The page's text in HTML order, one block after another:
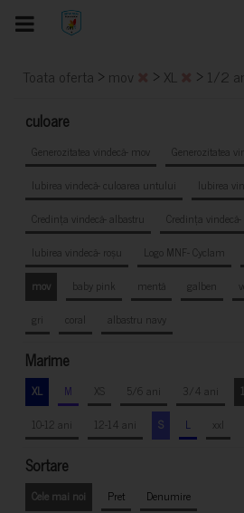
Toata oferta > mov > XL > 1/2
culoare
Generozitatea vindecă- mov
Generozitatea
Iubirea vindecă- culoarea untului
Iubirea
Credința vindecă- albastru
Credința
Iubirea vindecă- roșu
Logo MNF- Cyclam
mov
baby pink mentă galben
gri
coral albastru navy
Marime
XL M XS 5/6 ani 3/4 ani
10-12 ani
12-14 ani S L xxl
Sortare
Cele mai noi Pret Denumire